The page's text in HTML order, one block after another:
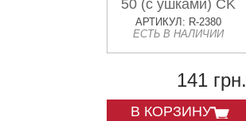
50 (с ушками) CK
АРТИКУЛ: R-2380
ЕСТЬ В НАЛИЧИИ
141 грн.
В КОРЗИНУ